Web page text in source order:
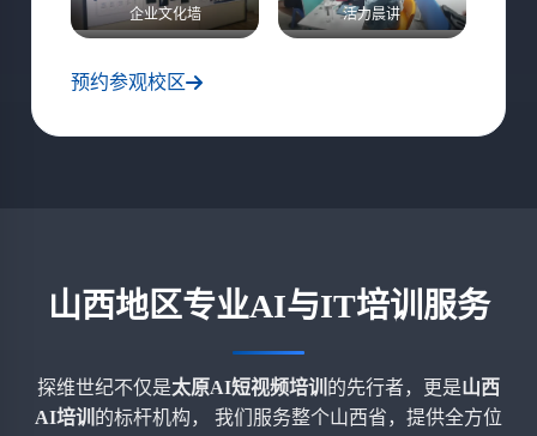
企业文化墙 活力晨讲
预约参观校区
山西地区专业AI与IT培训服务
探维世纪不仅是太原AI短视频培训 的先行者，更是山西
AI培训 的标杆机构， 我们服务整个山西省，提供全方位